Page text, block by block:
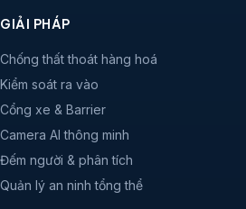
GIẢI PHÁP
Chống thất thoát hàng hoá
Kiểm soát ra vào
Cổng xe & Barrier
Camera AI thông minh
Đếm người & phân tích
Quản lý an ninh tổng thể